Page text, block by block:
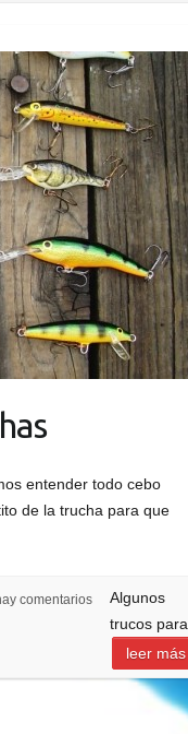
entender todo cebo
de la trucha para que
comentarios
Algunos
trucos para
leer más